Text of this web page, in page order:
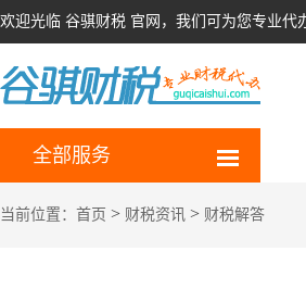
欢迎光临 谷骐财税 官网，我们可为您专业
全部服务
当前位置： 首页 > 财税资讯 > 财税解答